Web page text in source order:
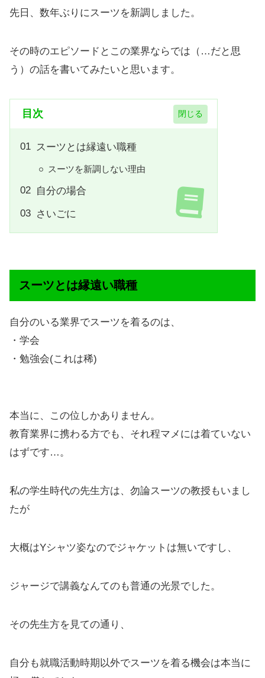
先日、数年ぶりにスーツを新調しました。
その時のエピソードとこの業界ならでは（…だと思
う）の話を書いてみたいと思います。
目次
スーツとは縁遠い職種
スーツを新調しない理由
自分の場合
さいごに
スーツとは縁遠い職種
自分のいる業界でスーツを着るのは、
・学会
・勉強会(これは稀)
本当に、この位しかありません。
教育業界に携わる方でも、それ程マメには着ていない
はずです…。
私の学生時代の先生方は、勿論スーツの教授もいまし
たが
大概はYシャツ姿なのでジャケットは無いですし、
ジャージで講義なんてのも普通の光景でした。
その先生方を見ての通り、
自分も就職活動時期以外でスーツを着る機会は本当に